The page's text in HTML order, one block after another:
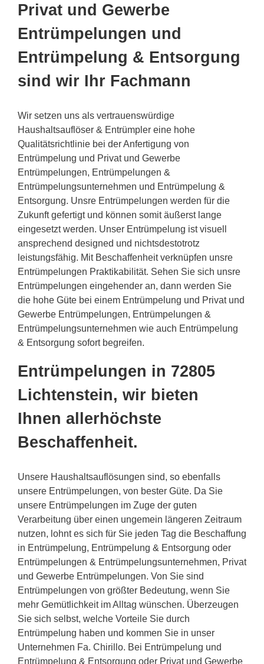
Privat und Gewerbe
Entrümpelungen und
Entrümpelung & Entsorgung
sind wir Ihr Fachmann
Wir setzen uns als vertrauenswürdige
Haushaltsauflöser & Entrümpler eine hohe
Qualitätsrichtlinie bei der Anfertigung von
Entrümpelung und Privat und Gewerbe
Entrümpelungen, Entrümpelungen &
Entrümpelungsunternehmen und Entrümpelung &
Entsorgung. Unsre Entrümpelungen werden für die
Zukunft gefertigt und können somit äußerst lange
eingesetzt werden. Unser Entrümpelung ist visuell
ansprechend designed und nichtsdestotrotz
leistungsfähig. Mit Beschaffenheit verknüpfen unsre
Entrümpelungen Praktikabilität. Sehen Sie sich unsre
Entrümpelungen eingehender an, dann werden Sie
die hohe Güte bei einem Entrümpelung und Privat und
Gewerbe Entrümpelungen, Entrümpelungen &
Entrümpelungsunternehmen wie auch Entrümpelung
& Entsorgung sofort begreifen.
Entrümpelungen in 72805
Lichtenstein, wir bieten
Ihnen allerhöchste
Beschaffenheit.
Unsere Haushaltsauflösungen sind, so ebenfalls
unsere Entrümpelungen, von bester Güte. Da Sie
unsere Entrümpelungen im Zuge der guten
Verarbeitung über einen ungemein längeren Zeitraum
nutzen, lohnt es sich für Sie jeden Tag die Beschaffung
in Entrümpelung, Entrümpelung & Entsorgung oder
Entrümpelungen & Entrümpelungsunternehmen, Privat
und Gewerbe Entrümpelungen. Von Sie sind
Entrümpelungen von größter Bedeutung, wenn Sie
mehr Gemütlichkeit im Alltag wünschen. Überzeugen
Sie sich selbst, welche Vorteile Sie durch
Entrümpelung haben und kommen Sie in unser
Unternehmen Fa. Chirillo. Bei Entrümpelung und
Entrümpelung & Entsorgung oder Privat und Gewerbe